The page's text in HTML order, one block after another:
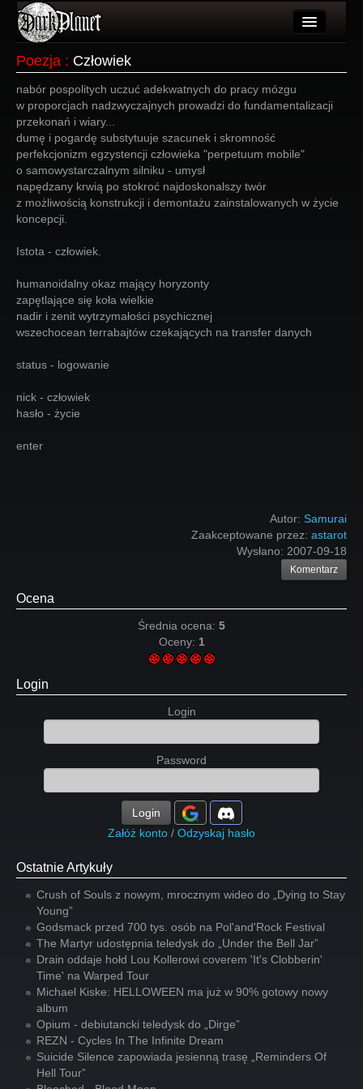
Wydarzenia
Galeria
Forum
Więcej
Poezja : Człowiek
nabór pospolitych uczuć adekwatnych do pracy mózgu
w proporcjach nadzwyczajnych prowadzi do fundamentalizacji
przekonań i wiary...
dumę i pogardę substytuuje szacunek i skromność
perfekcjonizm egzystencji człowieka "perpetuum mobile"
o samowystarczalnym silniku - umysł
napędzany krwią po stokroć najdoskonalszy twór
z możliwością konstrukcji i demontażu zainstalowanych w życie
koncepcji.
Istota - człowiek.
humanoidalny okaz mający horyzonty
zapętlające się koła wielkie
nadir i zenit wytrzymałości psychicznej
wszechocean terrabajtów czekających na transfer danych
status - logowanie
nick - człowiek
hasło - życie
enter
Autor: Samurai
Zaakceptowane przez: astarot
Wysłano: 2007-09-18
Komentarz
Ocena
Średnia ocena: 5
Oceny: 1
Login
Login
Password
Login
Załóż konto / Odzyskaj hasło
Ostatnie Artykuły
Crush of Souls z nowym, mrocznym wideo do „Dying to Stay
Young”
Godsmack przed 700 tys. osób na Pol'and'Rock Festival
The Martyr udostępnia teledysk do „Under the Bell Jar”
Drain oddaje hołd Lou Kollerowi coverem 'It's Clobberin'
Time' na Warped Tour
Michael Kiske: HELLOWEEN ma już w 90% gotowy nowy
album
Opium - debiutancki teledysk do „Dirge”
REZN - Cycles In The Infinite Dream
Suicide Silence zapowiada jesienną trasę „Reminders Of
Hell Tour”